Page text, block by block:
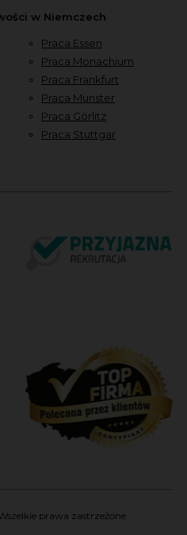
w Niemczech
Praca Essen
Praca Monachium
Praca Frankfurt
Praca Munster
Praca Görlitz
Praca Stuttgar
prawa zastrzeżone